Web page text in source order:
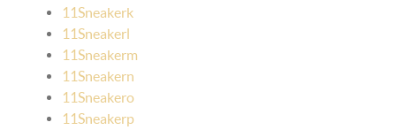
11Sneakerk
11Sneakerl
11Sneakerm
11Sneakern
11Sneakero
11Sneakerp